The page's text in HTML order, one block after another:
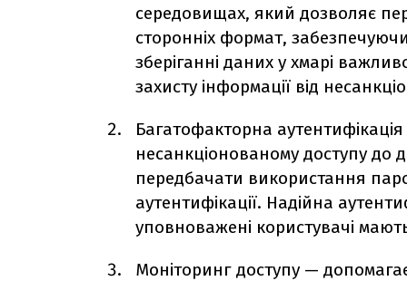
середовищах, який дозволяє
сторонніх формат,
зберіганні даних у хмарі
захисту інформації від
Багатофакторна
несанкціонованому доступу до
передбачати використання
аутентифікації. Надійна
уповноважені користувачі
Моніторинг доступу —